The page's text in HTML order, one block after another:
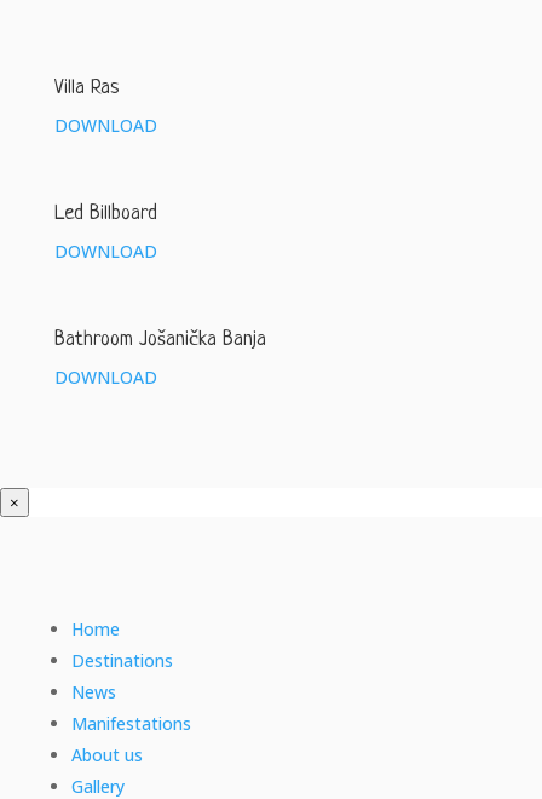
Villa Ras
DOWNLOAD
Led Billboard
DOWNLOAD
Bathroom Jošanička Banja
DOWNLOAD
×
Home
Destinations
News
Manifestations
About us
Gallery